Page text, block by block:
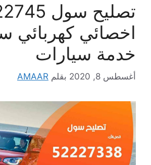
تصليح
اخصائي كهربائي
خدمة سيارات
أغسطس 8, 2020 بقلم AMAAR